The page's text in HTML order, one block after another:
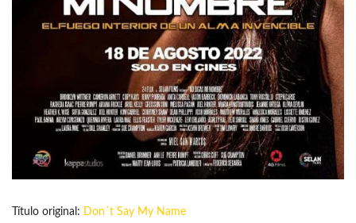
Título original: Don´t Say My Name